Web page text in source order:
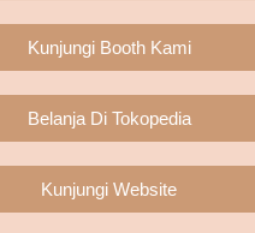
Kunjungi Booth Kami
Belanja Di Tokopedia
Kunjungi Website